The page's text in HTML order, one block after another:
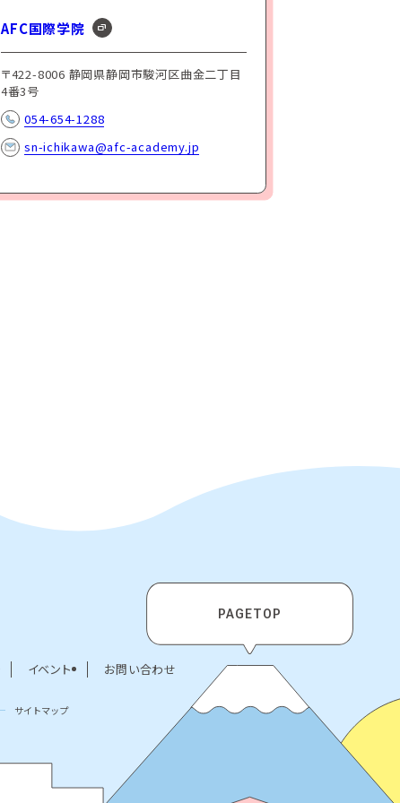
AFC国際学院
〒422-8006 静岡県静岡市駿河区曲金二丁目
4番3号
054-654-1288
sn-ichikawa@afc-academy.jp
イベント お問い合わせ
サイトマップ
PAGETOP